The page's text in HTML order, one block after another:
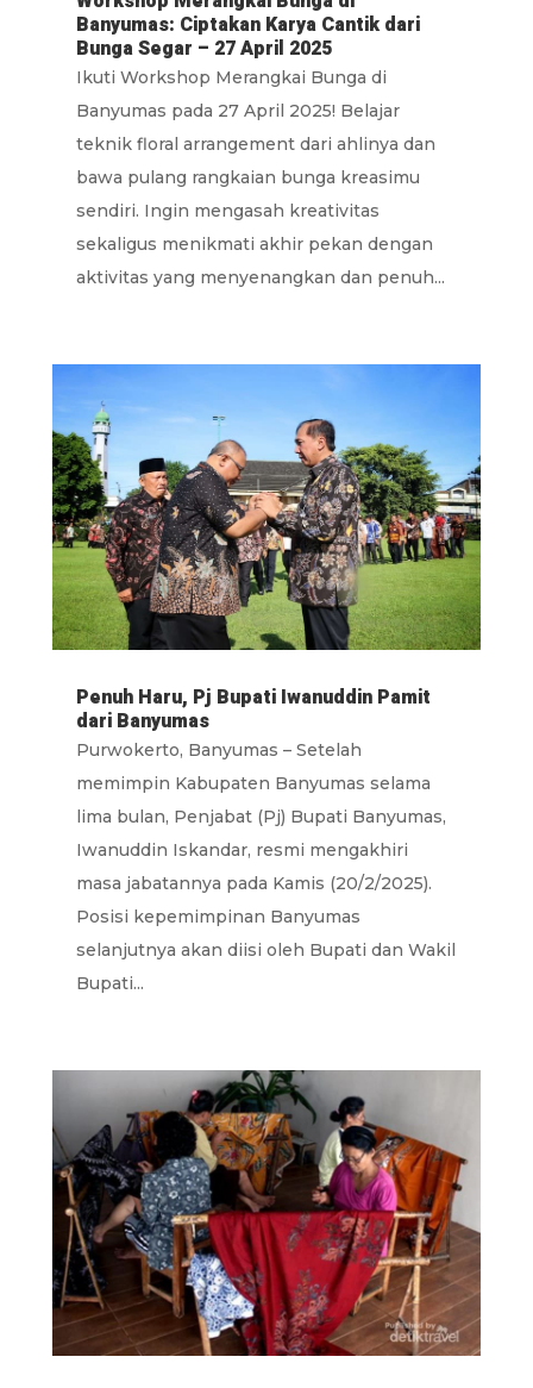
Banyumas: Ciptakan Karya Cantik dari
Bunga Segar – 27 April 2025
Ikuti Workshop Merangkai Bunga di
Banyumas pada 27 April 2025! Belajar
teknik floral arrangement dari ahlinya dan
bawa pulang rangkaian bunga kreasimu
sendiri. Ingin mengasah kreativitas
sekaligus menikmati akhir pekan dengan
aktivitas yang menyenangkan dan penuh...
Penuh Haru, Pj Bupati Iwanuddin Pamit
dari Banyumas
Purwokerto, Banyumas – Setelah
memimpin Kabupaten Banyumas selama
lima bulan, Penjabat (Pj) Bupati Banyumas,
Iwanuddin Iskandar, resmi mengakhiri
masa jabatannya pada Kamis (20/2/2025).
Posisi kepemimpinan Banyumas
selanjutnya akan diisi oleh Bupati dan Wakil
Bupati...